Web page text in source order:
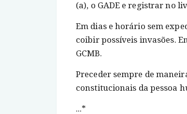
(a), o GADE e registrar no
Em dias e horário sem
coibir possíveis invasões.
GCMB.
Preceder sempre de
constitucionais da pessoa
...*